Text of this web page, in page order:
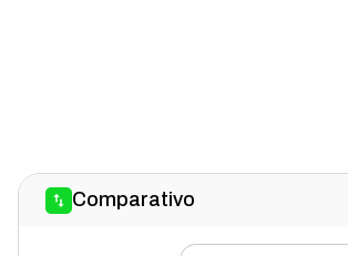
Comparativo